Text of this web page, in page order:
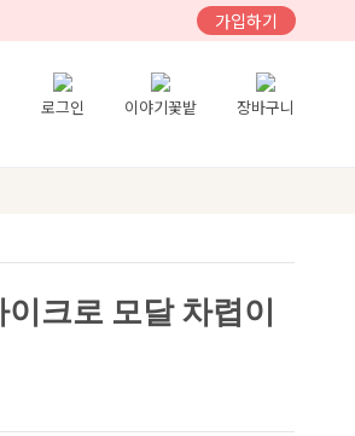
가입하기
로그인 이야기꽃밭 장바구니
크로 모달 차렵이